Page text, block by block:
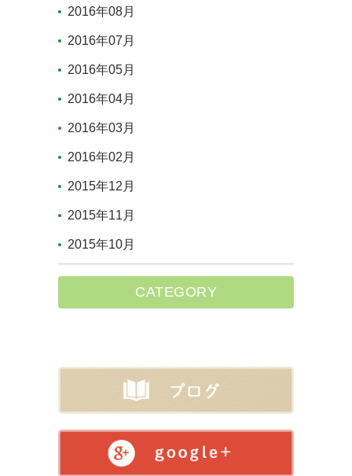
2016年08月
2016年07月
2016年05月
2016年04月
2016年03月
2016年02月
2015年12月
2015年11月
2015年10月
CATEGORY